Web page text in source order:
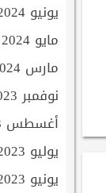
يونيو 2024
مايو 2024
مارس 2024
نوفمبر 2023
أغسطس 2023
يوليو 2023
يونيو 2023